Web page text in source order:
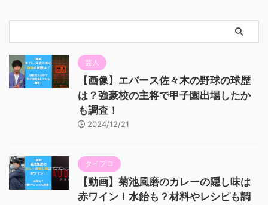
芸人
【画像】エバース佐々木の野球の球歴
は？強豪校の主将で甲子園出場したか
も調査！
2024/12/21
タイプロ
【動画】菊池風磨のカレーの隠し味は
赤ワイン！水飴も？材料やレシピも調